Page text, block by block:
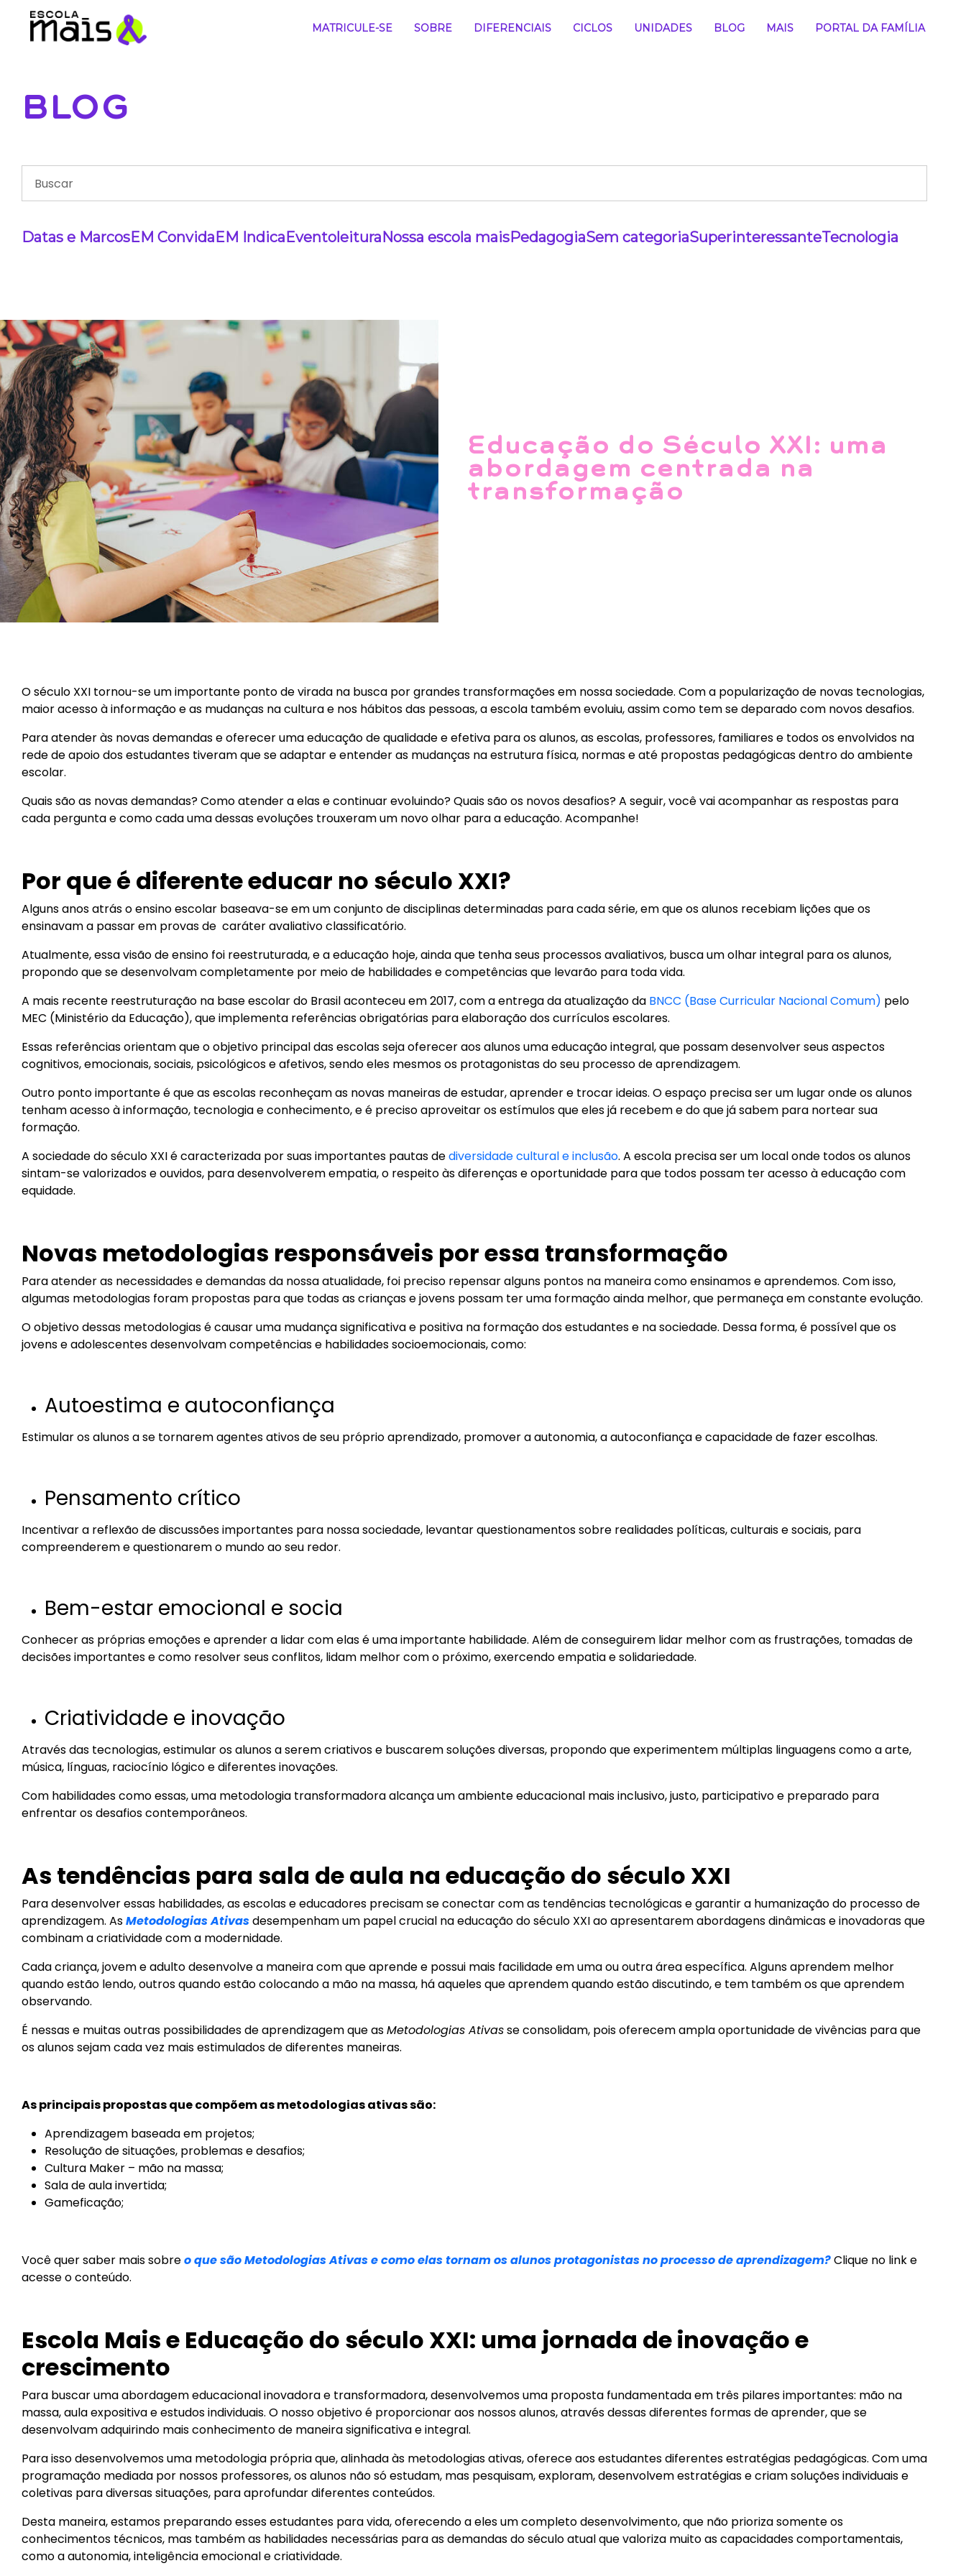
MATRICULE-SE SOBRE DIFERENCIAIS CICLOS UNIDADES BLOG MAIS PORTAL DA FAMÍLIA
BLOG
Datas e MarcosEM ConvidaEM IndicaEventoleituraNossa escola maisPedagogiaSem categoriaSuperinteressanteTecnologia
Educação do Século XXI: uma
abordagem centrada na
transformação
O século XXI tornou-se um importante ponto de virada na busca por grandes transformações em nossa sociedade. Com a popularização de novas tecnologias,
maior acesso à informação e as mudanças na cultura e nos hábitos das pessoas, a escola também evoluiu, assim como tem se deparado com novos desafios.
Para atender às novas demandas e oferecer uma educação de qualidade e efetiva para os alunos, as escolas, professores, familiares e todos os envolvidos na
rede de apoio dos estudantes tiveram que se adaptar e entender as mudanças na estrutura física, normas e até propostas pedagógicas dentro do ambiente
escolar.
Quais são as novas demandas? Como atender a elas e continuar evoluindo? Quais são os novos desafios? A seguir, você vai acompanhar as respostas para
cada pergunta e como cada uma dessas evoluções trouxeram um novo olhar para a educação. Acompanhe!
Por que é diferente educar no século XXI?
Alguns anos atrás o ensino escolar baseava-se em um conjunto de disciplinas determinadas para cada série, em que os alunos recebiam lições que os
ensinavam a passar em provas de caráter avaliativo classificatório.
Atualmente, essa visão de ensino foi reestruturada, e a educação hoje, ainda que tenha seus processos avaliativos, busca um olhar integral para os alunos,
propondo que se desenvolvam completamente por meio de habilidades e competências que levarão para toda vida.
A mais recente reestruturação na base escolar do Brasil aconteceu em 2017, com a entrega da atualização da BNCC (Base Curricular Nacional Comum) pelo
MEC (Ministério da Educação), que implementa referências obrigatórias para elaboração dos currículos escolares.
Essas referências orientam que o objetivo principal das escolas seja oferecer aos alunos uma educação integral, que possam desenvolver seus aspectos
cognitivos, emocionais, sociais, psicológicos e afetivos, sendo eles mesmos os protagonistas do seu processo de aprendizagem.
Outro ponto importante é que as escolas reconheçam as novas maneiras de estudar, aprender e trocar ideias. O espaço precisa ser um lugar onde os alunos
tenham acesso à informação, tecnologia e conhecimento, e é preciso aproveitar os estímulos que eles já recebem e do que já sabem para nortear sua
formação.
A sociedade do século XXI é caracterizada por suas importantes pautas dediversidade cultural e inclusão. A escola precisa ser um local onde todos os alunos
sintam-se valorizados e ouvidos, para desenvolverem empatia, o respeito às diferenças e oportunidade para que todos possam ter acesso à educação com
equidade.
Novas metodologias responsáveis por essa transformação
Para atender as necessidades e demandas da nossa atualidade, foi preciso repensar alguns pontos na maneira como ensinamos e aprendemos. Com isso,
algumas metodologias foram propostas para que todas as crianças e jovens possam ter uma formação ainda melhor, que permaneça em constante evolução.
O objetivo dessas metodologias é causar uma mudança significativa e positiva na formação dos estudantes e na sociedade. Dessa forma, é possível que os
jovens e adolescentes desenvolvam competências e habilidades socioemocionais, como:
Autoestima e autoconfiança
Estimular os alunos a se tornarem agentes ativos de seu próprio aprendizado, promover a autonomia, a autoconfiança e capacidade de fazer escolhas.
Pensamento crítico
Incentivar a reflexão de discussões importantes para nossa sociedade, levantar questionamentos sobre realidades políticas, culturais e sociais, para
compreenderem e questionarem o mundo ao seu redor.
Bem-estar emocional e socia
Conhecer as próprias emoções e aprender a lidar com elas é uma importante habilidade. Além de conseguirem lidar melhor com as frustrações, tomadas de
decisões importantes e como resolver seus conflitos, lidam melhor com o próximo, exercendo empatia e solidariedade.
Criatividade e inovação
Através das tecnologias, estimular os alunos a serem criativos e buscarem soluções diversas, propondo que experimentem múltiplas linguagens como a arte,
música, línguas, raciocínio lógico e diferentes inovações.
Com habilidades como essas, uma metodologia transformadora alcança um ambiente educacional mais inclusivo, justo, participativo e preparado para
enfrentar os desafios contemporâneos.
As tendências para sala de aula na educação do século XXI
Para desenvolver essas habilidades, as escolas e educadores precisam se conectar com as tendências tecnológicas e garantir a humanização do processo de
aprendizagem. AsMetodologias Ativasdesempenham um papel crucial na educação do século XXI ao apresentarem abordagens dinâmicas e inovadoras que
combinam a criatividade com a modernidade.
Cada criança, jovem e adulto desenvolve a maneira com que aprende e possui mais facilidade em uma ou outra área específica. Alguns aprendem melhor
quando estão lendo, outros quando estão colocando a mão na massa, há aqueles que aprendem quando estão discutindo, e tem também os que aprendem
observando.
É nessas e muitas outras possibilidades de aprendizagem que asMetodologias Ativasse consolidam, pois oferecem ampla oportunidade de vivências para que
os alunos sejam cada vez mais estimulados de diferentes maneiras.
As principais propostas que compõem as metodologias ativas são:
Aprendizagem baseada em projetos;
Resolução de situações, problemas e desafios;
Cultura Maker – mão na massa;
Sala de aula invertida;
Gameficação;
Você quer saber mais sobreo que são Metodologias Ativas e como elas tornam os alunos protagonistas no processo de aprendizagem?Clique no link e
acesse o conteúdo.
Escola Mais e Educação do século XXI: uma jornada de inovação e
crescimento
Para buscar uma abordagem educacional inovadora e transformadora, desenvolvemos uma proposta fundamentada em três pilares importantes: mão na
massa, aula expositiva e estudos individuais. O nosso objetivo é proporcionar aos nossos alunos, através dessas diferentes formas de aprender, que se
desenvolvam adquirindo mais conhecimento de maneira significativa e integral.
Para isso desenvolvemos uma metodologia própria que, alinhada às metodologias ativas, oferece aos estudantes diferentes estratégias pedagógicas. Com uma
programação mediada por nossos professores, os alunos não só estudam, mas pesquisam, exploram, desenvolvem estratégias e criam soluções individuais e
coletivas para diversas situações, para aprofundar diferentes conteúdos.
Desta maneira, estamos preparando esses estudantes para vida, oferecendo a eles um completo desenvolvimento, que não prioriza somente os
conhecimentos técnicos, mas também as habilidades necessárias para as demandas do século atual que valoriza muito as capacidades comportamentais,
como a autonomia, inteligência emocional e criatividade.